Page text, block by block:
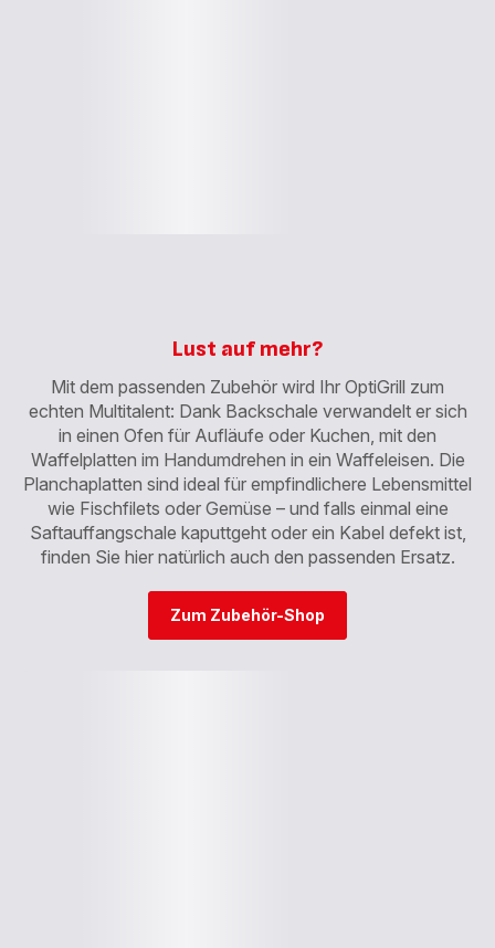
Lust auf mehr?
Mit dem passenden Zubehör wird Ihr OptiGrill zum
echten Multitalent: Dank Backschale verwandelt er sich
in einen Ofen für Aufläufe oder Kuchen, mit den
Waffelplatten im Handumdrehen in ein Waffeleisen. Die
Planchaplatten sind ideal für empfindlichere Lebensmittel
wie Fischfilets oder Gemüse – und falls einmal eine
Saftauffangschale kaputtgeht oder ein Kabel defekt ist,
finden Sie hier natürlich auch den passenden Ersatz.
Zum Zubehör-Shop